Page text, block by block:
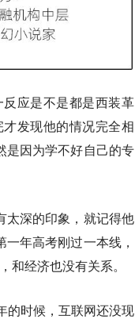
应是不是都是西装革
发现他的情况完全相
是因为学不好自己的专
太深的印象，就记得他
年高考刚过一本线，
经济也没有关系。
的时候，互联网还没现